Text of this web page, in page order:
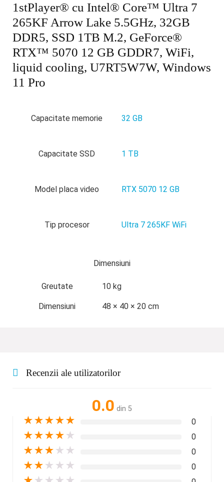
1stPlayer® cu Intel® Core™ Ultra 7
265KF Arrow Lake 5.5GHz, 32GB
DDR5, SSD 1TB M.2, GeForce®
RTX™ 5070 12 GB GDDR7, WiFi,
liquid cooling, U7RT5W7W, Windows
11 Pro
Capacitate memorie 32 GB
Capacitate SSD 1 TB
Model placa video RTX 5070 12 GB
Tip procesor Ultra 7 265KF WiFi
Dimensiuni
Greutate 10 kg
Dimensiuni 48 × 40 × 20 cm
Recenzii ale utilizatorilor
0.0 din 5
★★★★★ 0
★★★★ ★ 0
★★★ ★ ★ 0
★★ ★ ★ ★ 0